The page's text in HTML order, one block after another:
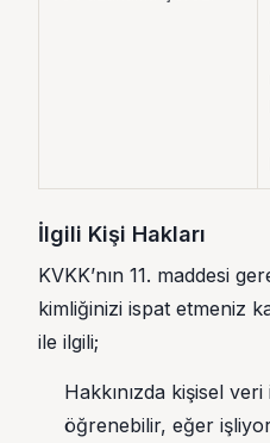
İlgili Kişi Hakları
KVKK’nın 11. maddesi
kimliğinizi ispat etmeniz
ile ilgili;
Hakkınızda kişisel
öğrenebilir, eğer